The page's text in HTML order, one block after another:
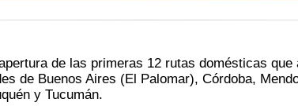
de las primeras 12 rutas domésticas que
de Buenos Aires (El Palomar), Córdoba,
y Tucumán.